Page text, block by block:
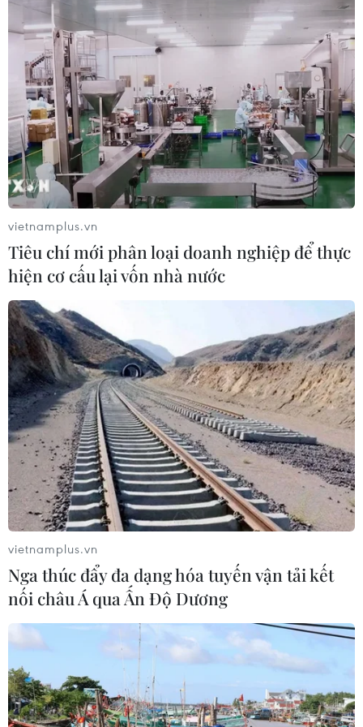
Thành lập Khu Công nghệ cao tỉnh
Hưng Yên
06/08/2026 23:45
Google Wallet cho phép phụ huynh
thiết lập số dư an toàn của con cái
06/08/2026 23:44
Mỹ kiểm tra gần 500 chiếc Boeing 737
MAX do nguy cơ nứt thân máy bay
06/08/2026 23:31
IMF: Nhật Bản tiếp tục bình thường
hóa chính sách tiền tệ
06/08/2026 23:11
Ngoại giao kinh tế: Kiến tạo hệ sinh
thái đồng hành và thúc đẩy tự chủ
công nghệ
06/08/2026 15:33
Tiêu chí mới phân loại doanh nghiệp
để thực hiện cơ cấu lại vốn nhà nước
vietnamplus.vn
Tiêu chí mới phân loại doanh nghiệp để thực
hiện cơ cấu lại vốn nhà nước
vietnamplus.vn
Nga thúc đẩy đa dạng hóa tuyến vận tải kết
nối châu Á qua Ấn Độ Dương